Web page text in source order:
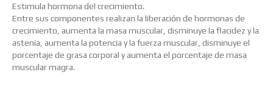
Estimula hormona del crecimiento.
Entre sus componentes realizan la liberación de hormonas de
crecimiento, aumenta la masa muscular, disminuye la flacidez y la
astenia, aumenta la potencia y la fuerza muscular, disminuye el
porcentaje de grasa corporal y aumenta el porcentaje de masa
muscular magra.